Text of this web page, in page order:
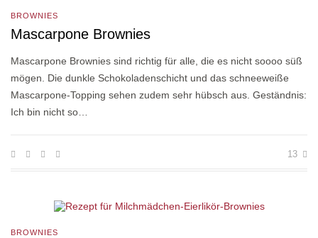
BROWNIES
Mascarpone Brownies
Mascarpone Brownies sind richtig für alle, die es nicht soooo süß
mögen. Die dunkle Schokoladenschicht und das schneeweiße
Mascarpone-Topping sehen zudem sehr hübsch aus. Geständnis:
Ich bin nicht so…
13
BROWNIES